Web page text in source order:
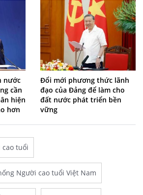
nước
cần
hiện
hơn
Đổi mới phương thức lãnh
đạo của Đảng để làm cho
đất nước phát triển bền
vững
cao tuổi
Người cao tuổi Việt Nam